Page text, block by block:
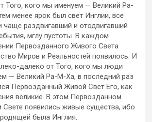
Того, кого мы именуем — Великий Ра-
менее ярок был свет Инглии, все
чаще раздвигавший и отодвигавший
мглу пустоты. В каждом
Первозданного Живого Света
Миров и Реальностей появилось. И
далеко от Того, кого мы люди
— Великий Ра-М-Ха, в последний раз
Первозданный Живой Свет Его, как
великие. В этом Первозданном
появились живые существа, ибо
была Инглия.